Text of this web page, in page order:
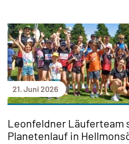
21. Juni 2026
Leonfeldner Läuferteam
Planetenlauf in